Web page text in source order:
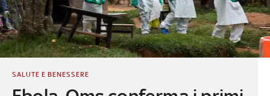
SALUTE E BENESSERE